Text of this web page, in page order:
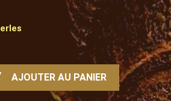
AJOUTER AU PANIER